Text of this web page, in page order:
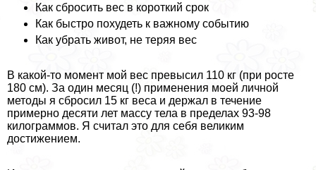
Как сбросить вес в короткий срок
Как быстро похудеть к важному событию
Как убрать живот, не теряя вес
В какой-то момент мой вес превысил 110 кг (при росте
180 см). За один месяц (!) применения моей личной
методы я сбросил 15 кг веса и держал в течение
примерно десяти лет массу тела в пределах 93-98
килограммов. Я считал это для себя великим
достижением.